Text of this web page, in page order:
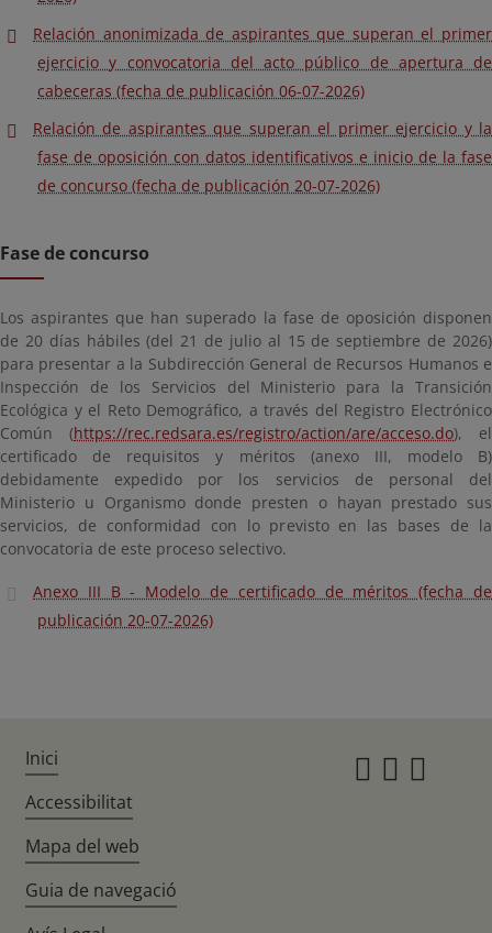
Relación anonimizada de aspirantes que superan el primer
ejercicio y convocatoria del acto público de apertura de
cabeceras (fecha de publicación 06-07-2026)
Relación de aspirantes que superan el primer ejercicio y la
fase de oposición con datos identificativos e inicio de la fase
de concurso (fecha de publicación 20-07-2026)
Fase de concurso
Los aspirantes que han superado la fase de oposición disponen
de 20 días hábiles (del 21 de julio al 15 de septiembre de 2026)
para presentar a la Subdirección General de Recursos Humanos e
Inspección de los Servicios del Ministerio para la Transición
Ecológica y el Reto Demográfico, a través del Registro Electrónico
Común (https://rec.redsara.es/registro/action/are/acceso.do), el
certificado de requisitos y méritos (anexo III, modelo B)
debidamente expedido por los servicios de personal del
Ministerio u Organismo donde presten o hayan prestado sus
servicios, de conformidad con lo previsto en las bases de la
convocatoria de este proceso selectivo.
Anexo III B - Modelo de certificado de méritos (fecha de
publicación 20-07-2026)
Inici
Accessibilitat
Mapa del web
Guia de navegació